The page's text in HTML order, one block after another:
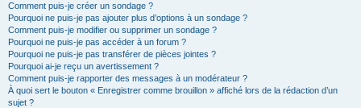
Comment puis-je créer un sondage ?
Pourquoi ne puis-je pas ajouter plus d’options à un sondage ?
Comment puis-je modifier ou supprimer un sondage ?
Pourquoi ne puis-je pas accéder à un forum ?
Pourquoi ne puis-je pas transférer de pièces jointes ?
Pourquoi ai-je reçu un avertissement ?
Comment puis-je rapporter des messages à un modérateur ?
À quoi sert le bouton « Enregistrer comme brouillon » affiché lors de la rédaction d’un
sujet ?